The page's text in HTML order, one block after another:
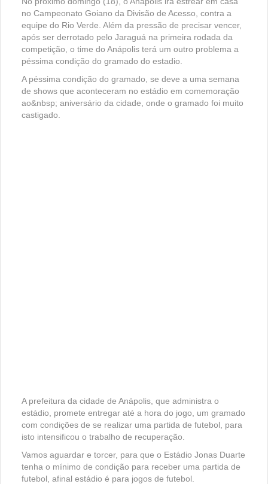
no Campeonato Goiano da Divisão de Acesso, contra a
equipe do Rio Verde. Além da pressão de precisar vencer,
após ser derrotado pelo Jaraguá na primeira rodada da
competição, o time do Anápolis terá um outro problema a
péssima condição do gramado do estadio.
A péssima condição do gramado, se deve a uma semana
de shows que aconteceram no estádio em comemoração
ao&nbsp; aniversário da cidade, onde o gramado foi muito
castigado.
A prefeitura da cidade de Anápolis, que administra o
estádio, promete entregar até a hora do jogo, um gramado
com condições de se realizar uma partida de futebol, para
isto intensificou o trabalho de recuperação.
Vamos aguardar e torcer, para que o Estádio Jonas Duarte
tenha o mínimo de condição para receber uma partida de
futebol, afinal estádio é para jogos de futebol.